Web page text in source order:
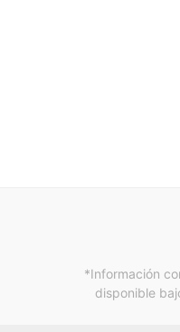
*Información
disponible